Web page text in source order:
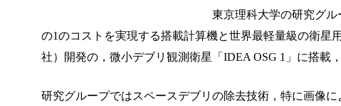
東京理科大学の研究グ
の1のコストを実現する搭載計算機と世界最軽量級の衛星
社）開発の，微小デブリ観測衛星「IDEA OSG 1」に搭載
研究グループではスペースデブリの除去技術，特に画像